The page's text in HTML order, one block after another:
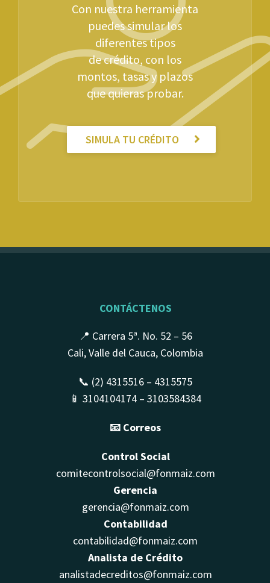
Con nuestra herramienta
puedes simular los
diferentes tipos
de crédito, con los
montos, tasas y plazos
que quieras probar.
SIMULA TU CRÉDITO
CONTÁCTENOS
📍 Carrera 5ª. No. 52 – 56
Cali, Valle del Cauca, Colombia
📞 (2) 4315516 – 4315575
📱 3104104174 – 3103584384
📧 Correos
Control Social
comitecontrolsocial@fonmaiz.com
Gerencia
gerencia@fonmaiz.com
Contabilidad
contabilidad@fonmaiz.com
Analista de Crédito
analistadecreditos@fonmaiz.com